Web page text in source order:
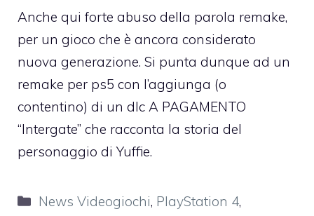
Anche qui forte abuso della parola remake,
per un gioco che è ancora considerato
nuova generazione. Si punta dunque ad un
remake per ps5 con l’aggiunga (o
contentino) di un dlc A PAGAMENTO
“Intergate” che racconta la storia del
personaggio di Yuffie.
Categorie
News Videogiochi, PlayStation 4,